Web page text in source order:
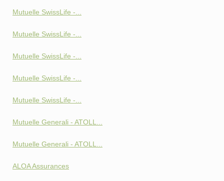
Mutuelle SwissLife -...
Mutuelle SwissLife -...
Mutuelle SwissLife -...
Mutuelle SwissLife -...
Mutuelle SwissLife -...
Mutuelle Generali - ATOLL...
Mutuelle Generali - ATOLL...
ALOA Assurances